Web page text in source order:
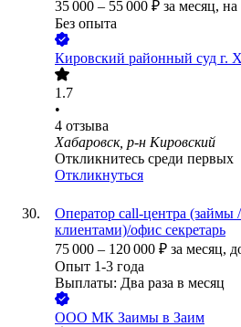
35 000 – 55 000 ₽ за месяц, на
Без опыта
Кировский районный суд г.
1.7
•
4 отзыва
Хабаровск, р-н Кировский
Откликнитесь среди первых
Откликнуться
Оператор call-центра (займы
клиентами)/офис секретарь
75 000 – 120 000 ₽ за месяц,
Опыт 1-3 года
Выплаты: Два раза в месяц
ООО МК Заимы в Заим